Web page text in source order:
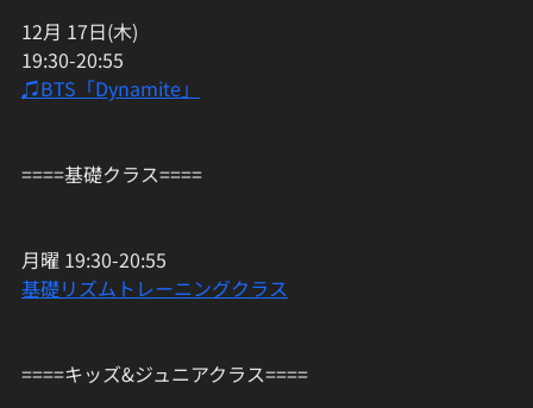
12月 17日(木)
19:30-20:55
♫BTS「Dynamite」
====基礎クラス====
月曜 19:30-20:55
基礎リズムトレーニングクラス
====キッズ&ジュニアクラス====